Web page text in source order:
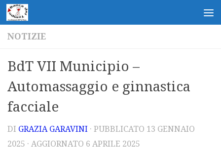
Salta al contenuto
NOTIZIE
BdT VII Municipio –
Automassaggio e ginnastica
facciale
DI GRAZIA GARAVINI · PUBBLICATO 13 GENNAIO
2025 · AGGIORNATO 6 APRILE 2025